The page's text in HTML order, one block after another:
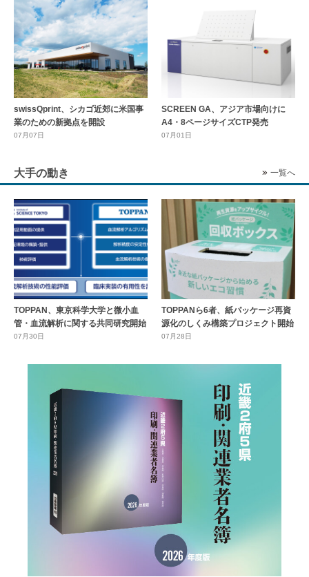
swissQprint、シカゴ近郊に⽶国事
業のための新拠点を開設
07月07日
SCREEN GA、アジア市場向けに
A4・8ページサイズCTP発売
07月01日
大手の動き 一覧へ
TOPPAN、東京科学大学と微小血
管・血流解析に関する共同研究開始
07月30日
TOPPANら6者、紙パッケージ再資
源化のしくみ構築プロジェクト開始
07月28日